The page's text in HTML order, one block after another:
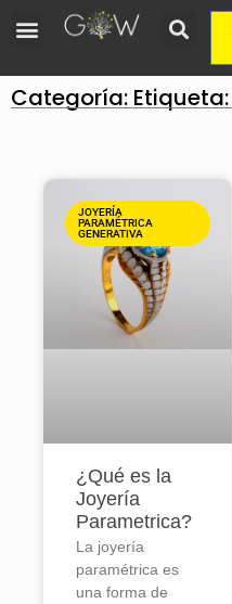
Categoría:
JOYERÍA
PARAMÉTRICA
GENERATIVA
¿Qué es la
Joyería
Parametrica?
La joyería
paramétrica es
una forma de